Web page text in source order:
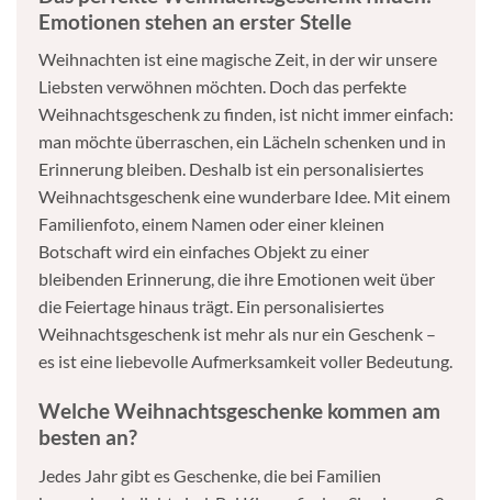
Emotionen stehen an erster Stelle
Weihnachten ist eine magische Zeit, in der wir unsere
Liebsten verwöhnen möchten. Doch das perfekte
Weihnachtsgeschenk zu finden, ist nicht immer einfach:
man möchte überraschen, ein Lächeln schenken und in
Erinnerung bleiben. Deshalb ist ein personalisiertes
Weihnachtsgeschenk eine wunderbare Idee. Mit einem
Familienfoto, einem Namen oder einer kleinen
Botschaft wird ein einfaches Objekt zu einer
bleibenden Erinnerung, die ihre Emotionen weit über
die Feiertage hinaus trägt. Ein personalisiertes
Weihnachtsgeschenk ist mehr als nur ein Geschenk –
es ist eine liebevolle Aufmerksamkeit voller Bedeutung.
Welche Weihnachtsgeschenke kommen am
besten an?
Jedes Jahr gibt es Geschenke, die bei Familien